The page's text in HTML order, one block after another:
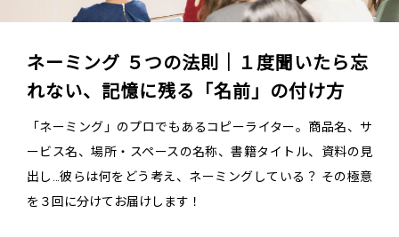
ネーミング ５つの法則｜１度聞いたら忘
れない、記憶に残る「名前」の付け方
「ネーミング」のプロでもあるコピーライター。商品名、サ
ービス名、場所・スペースの名称、書籍タイトル、資料の見
出し…彼らは何をどう考え、ネーミングしている？ その極意
を３回に分けてお届けします！